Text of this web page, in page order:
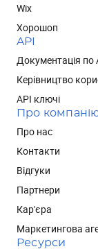
Wix
Хорошоп
API
Документація по
Керівництво
API ключі
Про
Про нас
Контакти
Відгуки
Партнери
Кар'єра
Маркетингова
Ресурси